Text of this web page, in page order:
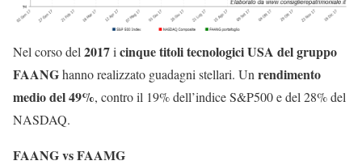
Nel corso del 2017i cinque titoli tecnologici USA del gruppo
FAANGhanno realizzato guadagni stellari. Un rendimento
medio del 49%, contro il 19% dell’indice S&P500 e del 28% del
NASDAQ.
FAANG vs FAAMG